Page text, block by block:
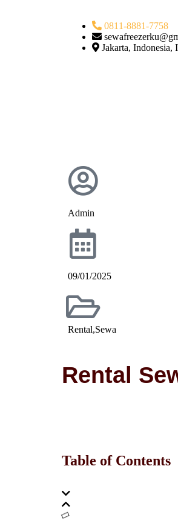
0811-8881-7758
Jakarta, Indonesia,
Admin
09/01/2025
Rental,Sewa
Rental
Table of Contents